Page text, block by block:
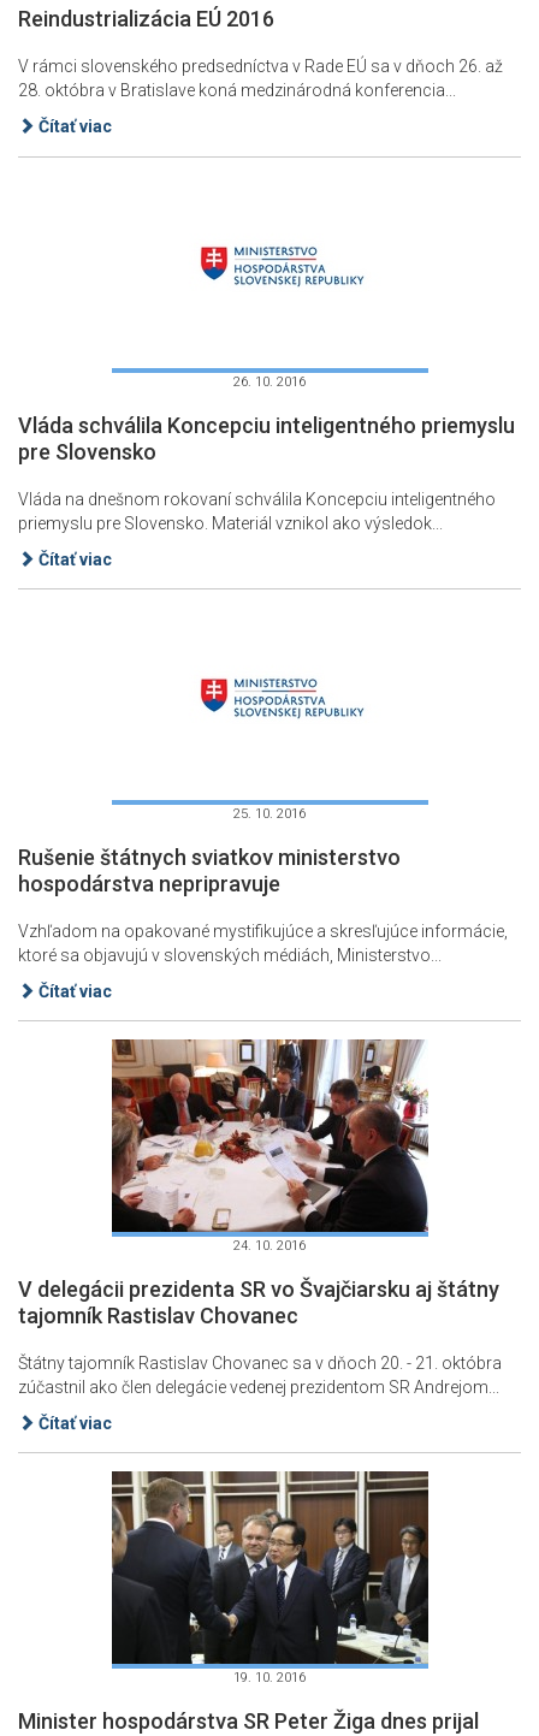
Reindustrializácia EÚ 2016
V rámci slovenského predsedníctva v Rade EÚ sa v dňoch 26. až
28. októbra v Bratislave koná medzinárodná konferencia...
Čítať viac
26. 10. 2016
Vláda schválila Koncepciu inteligentného priemyslu
pre Slovensko
Vláda na dnešnom rokovaní schválila Koncepciu inteligentného
priemyslu pre Slovensko. Materiál vznikol ako výsledok...
Čítať viac
25. 10. 2016
Rušenie štátnych sviatkov ministerstvo
hospodárstva nepripravuje
Vzhľadom na opakované mystifikujúce a skresľujúce informácie,
ktoré sa objavujú v slovenských médiách, Ministerstvo...
Čítať viac
24. 10. 2016
V delegácii prezidenta SR vo Švajčiarsku aj štátny
tajomník Rastislav Chovanec
Štátny tajomník Rastislav Chovanec sa v dňoch 20. - 21. októbra
zúčastnil ako člen delegácie vedenej prezidentom SR Andrejom...
Čítať viac
19. 10. 2016
Minister hospodárstva SR Peter Žiga dnes prijal